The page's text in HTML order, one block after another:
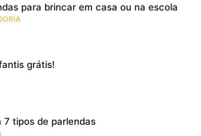
para brincar em casa ou na escola
grátis!
7 tipos de parlendas